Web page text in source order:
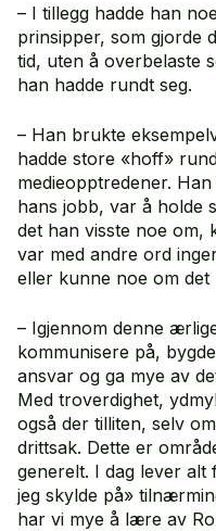
– I tillegg hadde han
prinsipper, som gjorde
tid, uten å overbelaste
han hadde rundt seg.
– Han brukte
hadde store «hoff»
medieopptredener.
hans jobb, var å holde
det han visste noe om,
var med andre ord
eller kunne noe om
– Igjennom denne
kommunisere på,
ansvar og ga mye av
Med troverdighet,
også der tilliten, selv
drittsak. Dette er
generelt. I dag lever
jeg skylde på»
har vi mye å lære av